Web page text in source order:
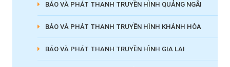
BÁO VÀ PHÁT THANH TRUYỀN HÌNH QUẢNG NGÃI
BÁO VÀ PHÁT THANH TRUYỀN HÌNH KHÁNH HÒA
BÁO VÀ PHÁT THANH TRUYỀN HÌNH GIA LAI